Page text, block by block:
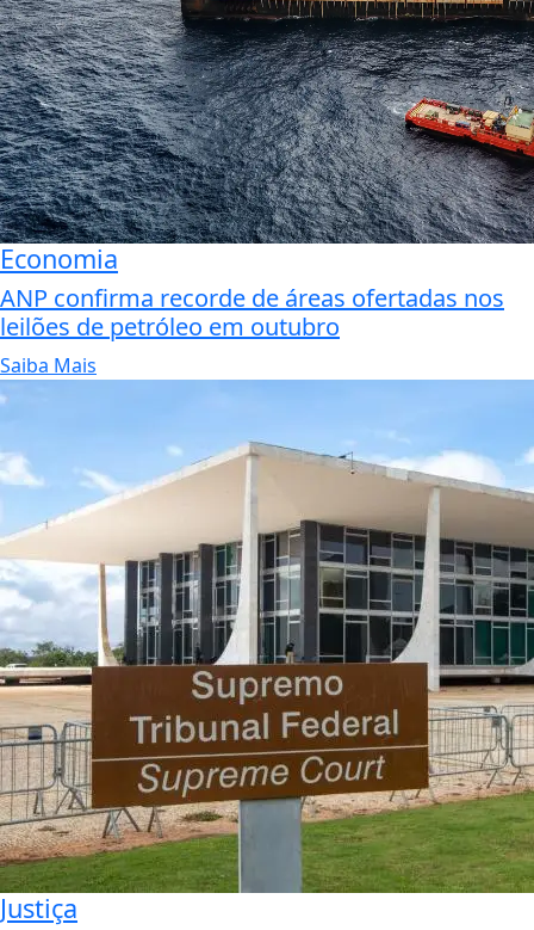
Economia
ANP confirma recorde de áreas ofertadas nos
leilões de petróleo em outubro
Saiba Mais
Justiça